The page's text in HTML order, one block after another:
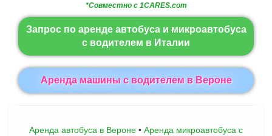
*Совместно с 1CARES.com
Запрос по аренде автобуса и микроавтобуса
с водителем в Италии
Aренда машины с водителем в Вероне
Аренда автобуса в Вероне • Aренда микроавтобуса с